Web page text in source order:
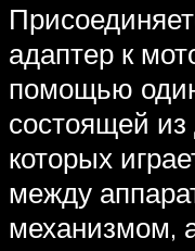
адаптер к
помощью
состоящей из
которых
между
механизмом,